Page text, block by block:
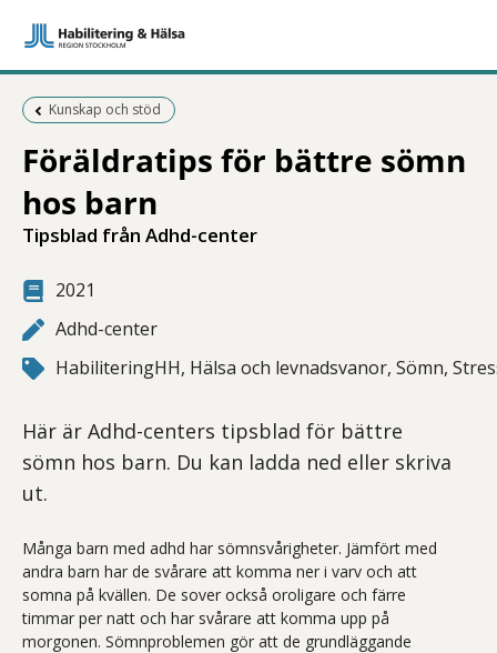
Föregående sida:
Kunskap och stöd
Föräldratips för bättre sömn
hos barn
Tipsblad från Adhd-center
2021
Adhd-center
HabiliteringHH, Hälsa och levnadsvanor, Sömn,
Här är Adhd-centers tipsblad för bättre
sömn hos barn. Du kan ladda ned eller skriva
ut.
Många barn med adhd har sömnsvårigheter. Jämfört med
andra barn har de svårare att komma ner i varv och att
somna på kvällen. De sover också oroligare och färre
timmar per natt och har svårare att komma upp på
morgonen. Sömnproblemen gör att de grundläggande